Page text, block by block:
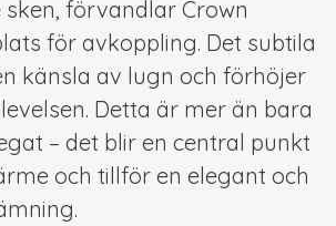
förvandlar Crown
för avkoppling. Det subtila
känsla av lugn och förhöjer
Detta är mer än bara
– det blir en central punkt
och tillför en elegant och